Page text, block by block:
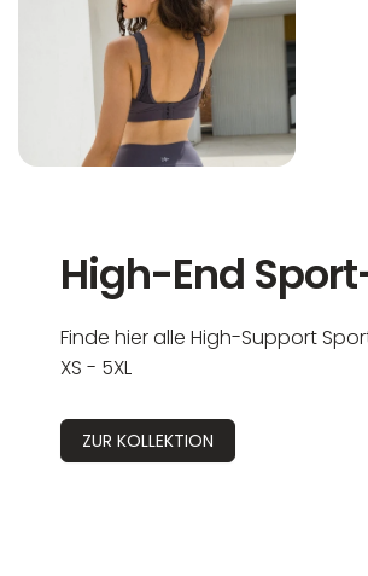
High-End
Finde hier alle High-Support
XS - 5XL
ZUR KOLLEKTION